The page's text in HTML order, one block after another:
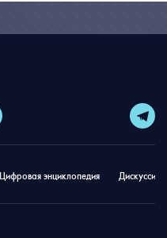
Цифровая энциклопедия